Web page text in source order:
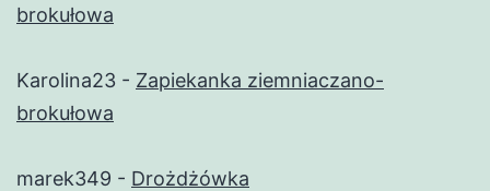
brokułowa
Karolina23 - Zapiekanka ziemniaczano-
brokułowa
marek349 - Drożdżówka